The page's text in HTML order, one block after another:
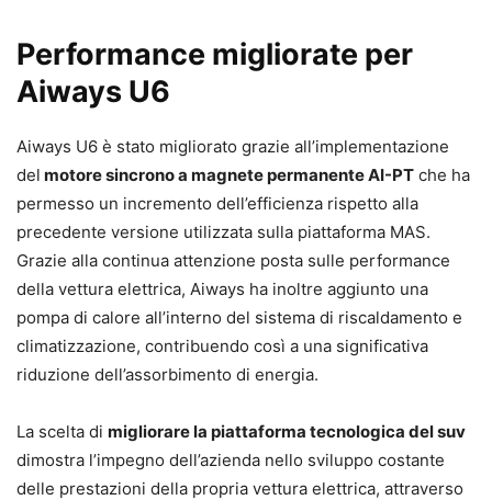
Performance migliorate per
Aiways U6
Aiways U6 è stato migliorato grazie all’implementazione
del motore sincrono a magnete permanente AI-PT che ha
permesso un incremento dell’efficienza rispetto alla
precedente versione utilizzata sulla piattaforma MAS.
Grazie alla continua attenzione posta sulle performance
della vettura elettrica, Aiways ha inoltre aggiunto una
pompa di calore all’interno del sistema di riscaldamento e
climatizzazione, contribuendo così a una significativa
riduzione dell’assorbimento di energia.
La scelta di migliorare la piattaforma tecnologica del suv
dimostra l’impegno dell’azienda nello sviluppo costante
delle prestazioni della propria vettura elettrica, attraverso